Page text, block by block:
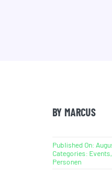
BY MARCUS
Published On:
Categories: Events,
Personen